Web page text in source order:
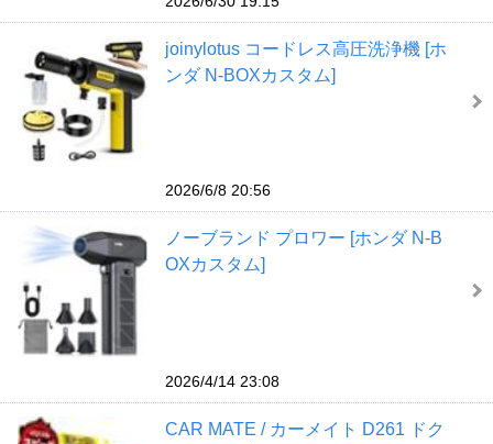
joinylotus コードレス高圧洗浄機 [ホ
ンダ N-BOXカスタム]
2026/6/8 20:56
ノーブランド プロワー [ホンダ N-B
OXカスタム]
2026/4/14 23:08
CAR MATE / カーメイト D261 ドク